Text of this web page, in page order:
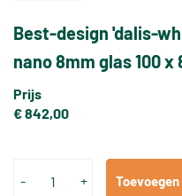
Best-design 'dalis-
nano 8mm glas 100 x
Prijs
€ 842,00
- +